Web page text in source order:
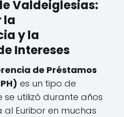
Valdeiglesias:
la
y la
Intereses
de Préstamos
es un tipo de
se utilizó durante años
Euribor en muchas